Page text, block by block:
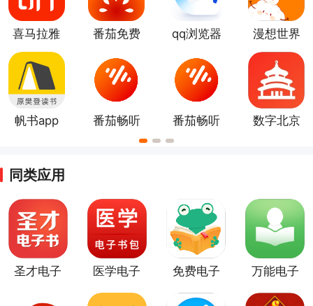
喜马拉雅
番茄免费
版
qq浏览器
漫想世界
官方版
帆书app
番茄畅听
音乐版app
番茄畅听
数字北京
同类应用
圣才电子
医学电子
免费电子
万能电子